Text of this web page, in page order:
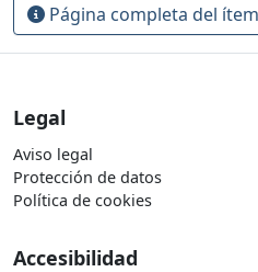
Página completa del ítem
Legal
Aviso legal
Protección de datos
Política de cookies
Accesibilidad